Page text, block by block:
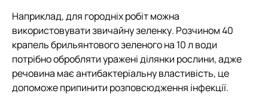
Наприклад, для городніх робіт можна
використовувати звичайну зеленку. Розчином 40
крапель брильянтового зеленого на 10 л води
потрібно обробляти уражені ділянки рослини, адже
речовина має антибактеріальну властивість, це
допоможе припинити розповсюдження інфекції.